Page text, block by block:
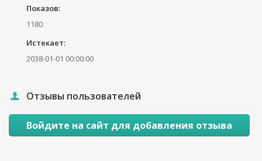
Показов:
1180
Истекает:
2038-01-01 00:00:00
Отзывы пользователей
Войдите на сайт для добавления отзыва